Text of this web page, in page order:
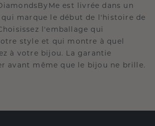
est livrée dans un
marque le début de l'histoire de
l'emballage qui
style et qui montre à quel
à votre bijou. La garantie
avant même que le bijou ne brille.